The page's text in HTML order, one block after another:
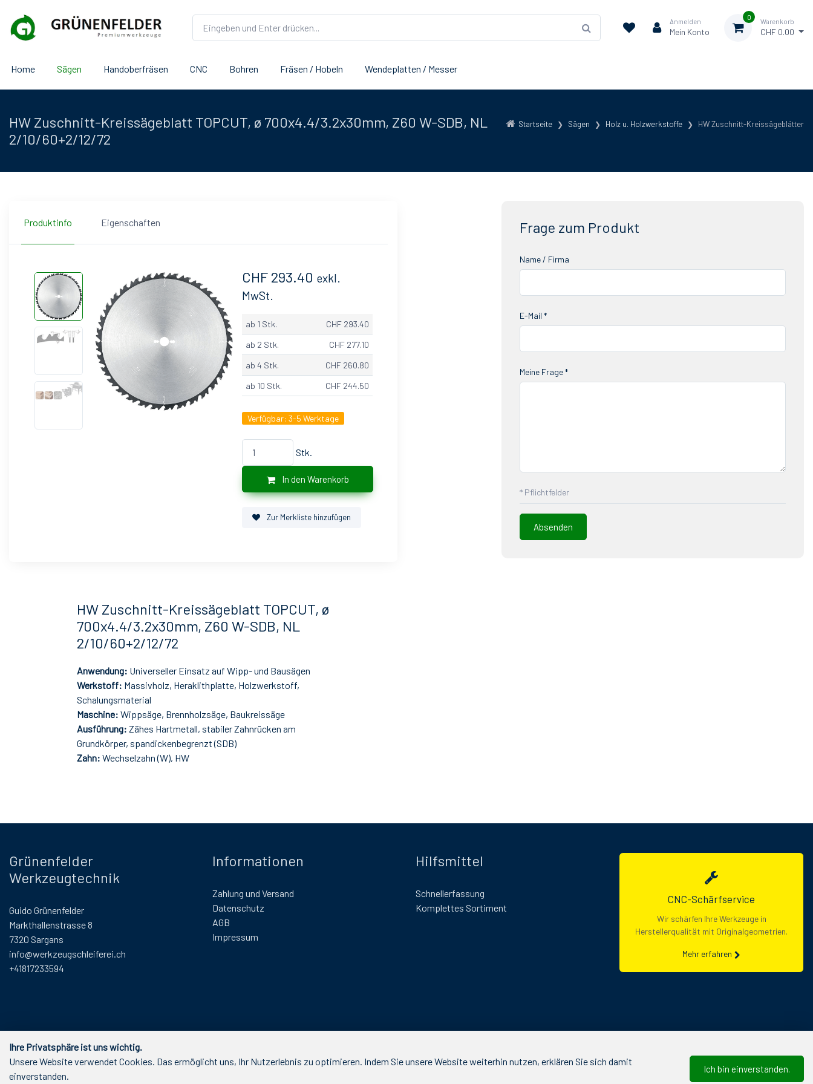
Anmelden
Mein Konto
0
Warenkorb
CHF 0.00
Home Sägen Handoberfräsen CNC Bohren Fräsen / Hobeln Wendeplatten / Messer
Startseite Sägen Holz u. Holzwerkstoffe HW Zuschnitt-Kreissägeblätter
HW Zuschnitt-Kreissägeblatt TOPCUT, ø 700x4.4/3.2x30mm, Z60 W-SDB, NL
2/10/60+2/12/72
Produktinfo Eigenschaften
CHF 293.40 exkl.
MwSt.
ab 1 Stk.
CHF 293.40
ab 2 Stk.
CHF 277.10
ab 4 Stk.
CHF 260.80
ab 10 Stk.
CHF 244.50
Verfügbar:3-5 Werktage
Stk.
In den Warenkorb
Zur Merkliste hinzufügen
HW Zuschnitt-Kreissägeblatt TOPCUT, ø
700x4.4/3.2x30mm, Z60 W-SDB, NL
2/10/60+2/12/72
Anwendung: Universeller Einsatz auf Wipp- und Bausägen
Werkstoff: Massivholz, Heraklithplatte, Holzwerkstoff,
Schalungsmaterial
Maschine: Wippsäge, Brennholzsäge, Baukreissäge
Ausführung: Zähes Hartmetall, stabiler Zahnrücken am
Grundkörper, spandickenbegrenzt (SDB)
Zahn: Wechselzahn (W), HW
Frage zum Produkt
Name / Firma
E-Mail *
Meine Frage *
* Pflichtfelder
Grünenfelder
Werkzeugtechnik
Guido Grünenfelder
Markthallenstrasse 8
7320 Sargans
info@werkzeugschleiferei.ch
+41817233594
Informationen
Zahlung und Versand
Datenschutz
AGB
Impressum
Hilfsmittel
Schnellerfassung
Komplettes Sortiment
CNC-Schärfservice
Wir schärfen Ihre Werkzeuge in
Herstellerqualität mit Originalgeometrien.
Mehr erfahren
Ihre Privatsphäre ist uns wichtig.
Unsere Website verwendet Cookies. Das ermöglicht uns, Ihr Nutzerlebnis zu optimieren. Indem Sie unsere Website weiterhin nutzen, erklären Sie sich damit
einverstanden.
Ich bin einverstanden.